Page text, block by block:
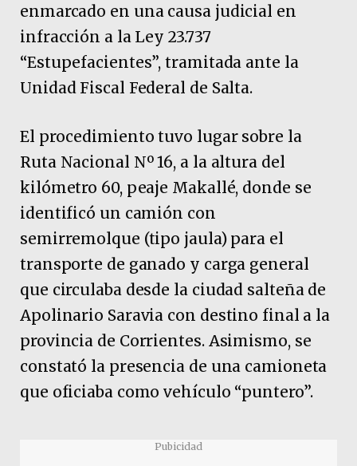
enmarcado en una causa judicial en
infracción a la Ley 23.737
“Estupefacientes”, tramitada ante la
Unidad Fiscal Federal de Salta.
El procedimiento tuvo lugar sobre la
Ruta Nacional Nº 16, a la altura del
kilómetro 60, peaje Makallé, donde se
identificó un camión con
semirremolque (tipo jaula) para el
transporte de ganado y carga general
que circulaba desde la ciudad salteña de
Apolinario Saravia con destino final a la
provincia de Corrientes. Asimismo, se
constató la presencia de una camioneta
que oficiaba como vehículo “puntero”.
Pubicidad